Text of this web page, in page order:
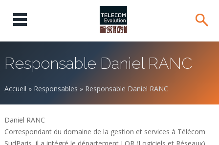
Responsable Daniel RANC
Accueil » Responsables » Responsable Daniel RANC
Daniel RANC
Correspondant du domaine de la gestion et services à Télécom